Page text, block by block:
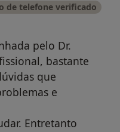
de telefone verificado
pelo Dr.
bastante
que
e
Entretanto